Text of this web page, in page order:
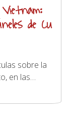
de Cu
sobre la
en las…